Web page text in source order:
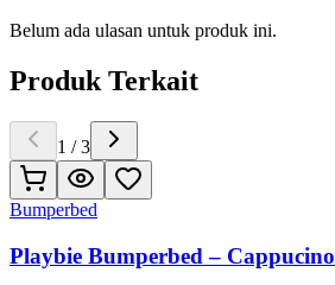
Belum ada ulasan untuk produk ini.
Produk Terkait
1 /3
Bumperbed
Playbie Bumperbed – Cappucino